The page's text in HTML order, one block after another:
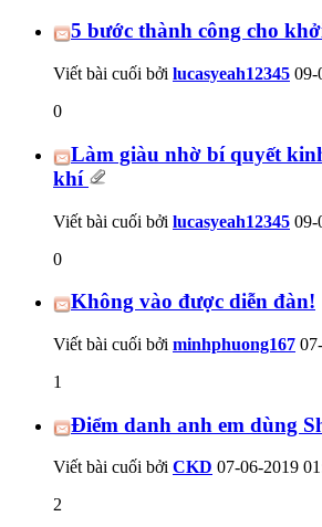
5 bước thành công cho
Viết bài cuối bởi lucasyeah12345 09-
0
Làm giàu nhờ bí quyết
khí
Viết bài cuối bởi lucasyeah12345 09-
0
Không vào được diễn đàn!
Viết bài cuối bởi minhphuong167
1
Điểm danh anh em dùng
Viết bài cuối bởi CKD 07-06-2019
2